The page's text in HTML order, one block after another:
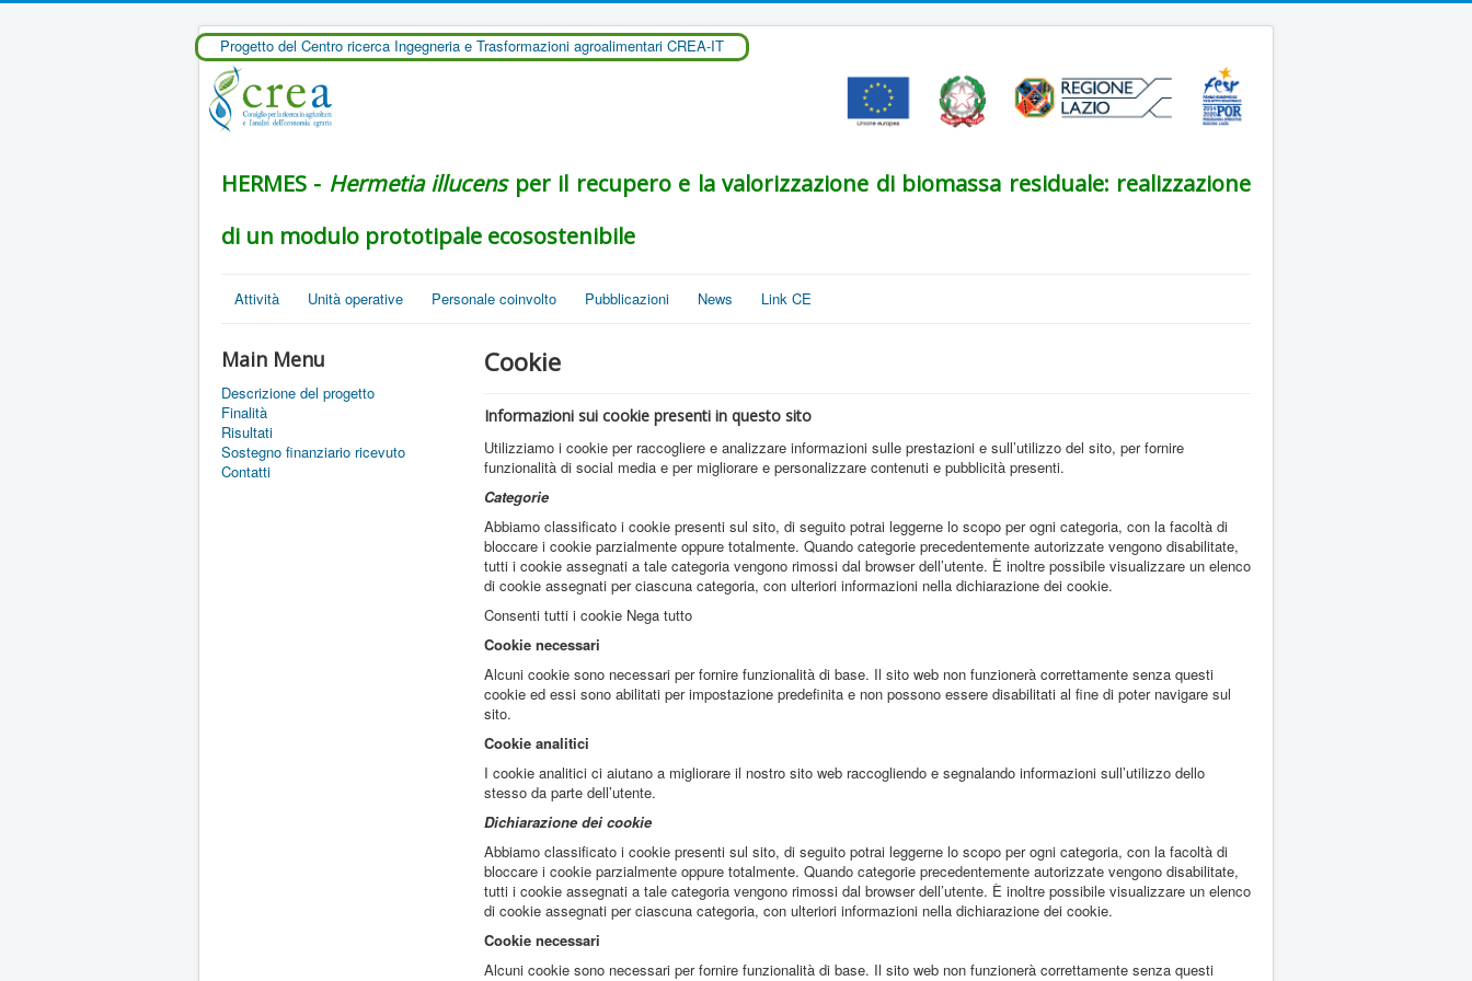
Progetto del Centro ricerca Ingegneria e Trasformazioni agroalimentari CREA-IT
HERMES - Hermetia illucensper il recupero e la valorizzazione di biomassa residuale: realizzazione
di un modulo prototipale ecosostenibile
Attività Unità operative Personale coinvolto Pubblicazioni News Link CE
Main Menu
Descrizione del progetto
Finalità
Risultati
Sostegno finanziario ricevuto
Contatti
Cookie
Informazioni sui cookie presenti in questo sito
Utilizziamo i cookie per raccogliere e analizzare informazioni sulle prestazioni e sull’utilizzo del sito, per fornire
funzionalità di social media e per migliorare e personalizzare contenuti e pubblicità presenti.
Categorie
Abbiamo classificato i cookie presenti sul sito, di seguito potrai leggerne lo scopo per ogni categoria, con la facoltà di
bloccare i cookie parzialmente oppure totalmente. Quando categorie precedentemente autorizzate vengono disabilitate,
tutti i cookie assegnati a tale categoria vengono rimossi dal browser dell’utente. È inoltre possibile visualizzare un elenco
di cookie assegnati per ciascuna categoria, con ulteriori informazioni nella dichiarazione dei cookie.
Consenti tutti i cookie Nega tutto
Cookie necessari
Alcuni cookie sono necessari per fornire funzionalità di base. Il sito web non funzionerà correttamente senza questi
cookie ed essi sono abilitati per impostazione predefinita e non possono essere disabilitati al fine di poter navigare sul
sito.
Cookie analitici
I cookie analitici ci aiutano a migliorare il nostro sito web raccogliendo e segnalando informazioni sull’utilizzo dello
stesso da parte dell’utente.
Dichiarazione dei cookie
Abbiamo classificato i cookie presenti sul sito, di seguito potrai leggerne lo scopo per ogni categoria, con la facoltà di
bloccare i cookie parzialmente oppure totalmente. Quando categorie precedentemente autorizzate vengono disabilitate,
tutti i cookie assegnati a tale categoria vengono rimossi dal browser dell’utente. È inoltre possibile visualizzare un elenco
di cookie assegnati per ciascuna categoria, con ulteriori informazioni nella dichiarazione dei cookie.
Cookie necessari
Alcuni cookie sono necessari per fornire funzionalità di base. Il sito web non funzionerà correttamente senza questi